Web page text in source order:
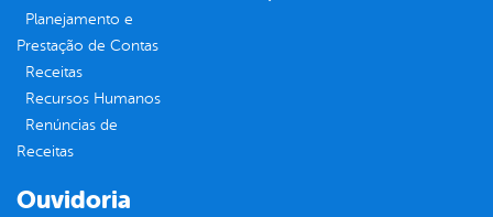
Planejamento e
Prestação de Contas
Receitas
Recursos Humanos
Renúncias de
Receitas
Ouvidoria